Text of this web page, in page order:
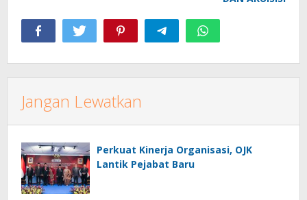
Jangan Lewatkan
Perkuat Kinerja Organisasi, OJK
Lantik Pejabat Baru